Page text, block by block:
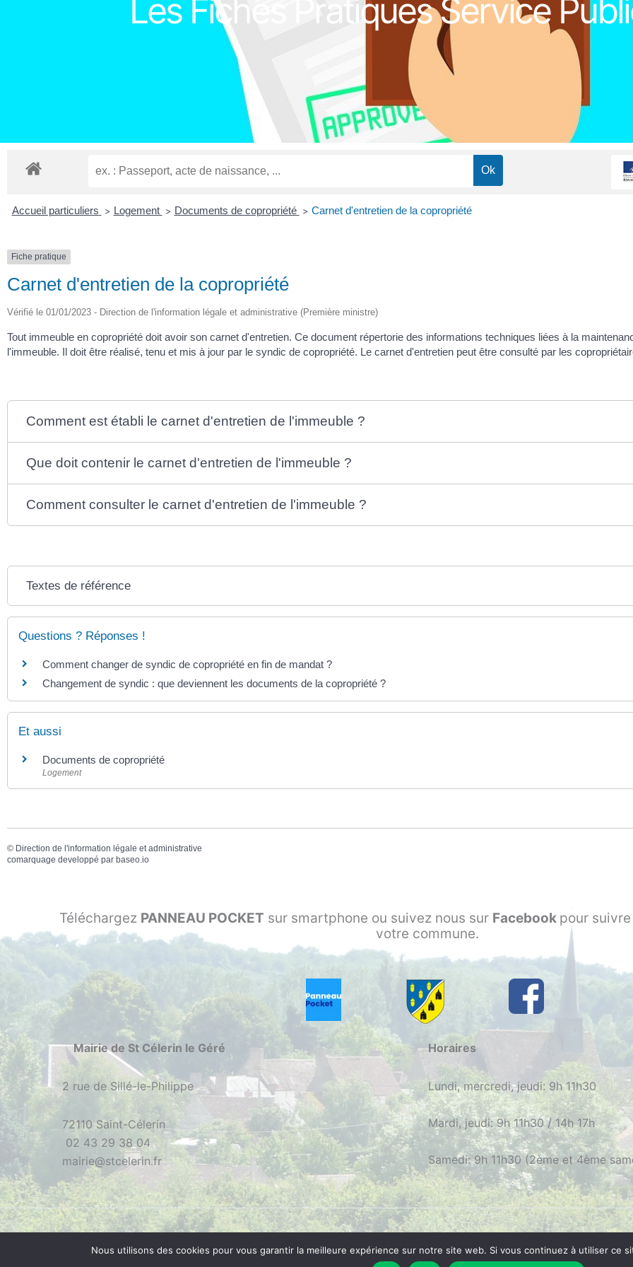
Les Fiches Pratiques Service
Accueil particuliers > Logement > Documents de copropriété > Carnet d'entretien de la copropriété
Fiche pratique
Carnet d'entretien de la copropriété
Vérifié le 01/01/2023 - Direction de l'information légale et administrative (Première ministre)
Tout immeuble en copropriété doit avoir son carnet d'entretien. Ce document répertorie des informations techniques liées à la
l'immeuble. Il doit être réalisé, tenu et mis à jour par le syndic de copropriété. Le carnet d'entretien peut être consulté par les
Comment est établi le carnet d'entretien de l'immeuble ?
Que doit contenir le carnet d'entretien de l'immeuble ?
Comment consulter le carnet d'entretien de l'immeuble ?
Textes de référence
Questions ? Réponses !
Comment changer de syndic de copropriété en fin de mandat ?
Changement de syndic : que deviennent les documents de la copropriété ?
Et aussi
Documents de copropriété
Logement
© Direction de l'information légale et administrative
comarquage developpé par baseo.io
Téléchargez PANNEAU POCKET sur smartphone ou suivez nous sur Facebook pour
votre commune.
Mairie de St Célerin le Géré
2 rue de Sillé-le-Philippe
72110 Saint-Célerin
02 43 29 38 04
mairie@stcelerin.fr
Horaires
Lundi, mercredi, jeudi: 9h 11h30
Mardi, jeudi: 9h 11h30 / 14h 17h
Samedi: 9h 11h30 (2ème et 4ème
O|Mentions| Confidentialité| Réalisationconsultib.com
Nous utilisons des cookies pour vous garantir la meilleure expérience sur notre site web. Si vous continuez à utiliser ce